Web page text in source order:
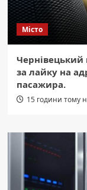
Місто
за лайку на
пасажира.
15 години тому